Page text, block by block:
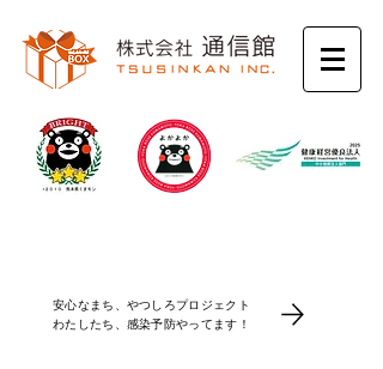
安心なまち、やつしろプロジェクト
​わたしたち、感染予防やってます！